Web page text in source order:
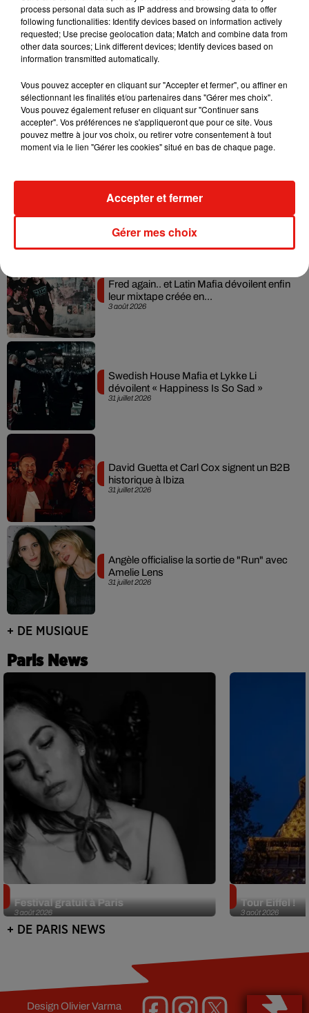
Musique
7 août 2026
Angèle et Amélie Lens dévoilent leur
collaboration tant attendue
Il y a 10 ans, DJ Snake changeait de
dimension avec son premier...
3 août 2026
Fred again.. et Latin Mafia dévoilent enfin
leur mixtape créée en...
31 juillet 2026
Swedish House Mafia et Lykke Li
dévoilent « Happiness Is So Sad »
31 juillet 2026
David Guetta et Carl Cox signent un B2B
historique à Ibiza
31 juillet 2026
Angèle officialise la sortie de "Run" avec
Amelie Lens
+ DE MUSIQUE
Paris News
3 août 2026
Festival gratuit à Paris
3 août 2026
Tour Eiffel !
+ DE PARIS NEWS
DesignOlivier Varma
process personal data such as IP address and browsing data to offer
following functionalities: Identify devices based on information actively
requested; Use precise geolocation data; Match and combine data from
other data sources; Link different devices; Identify devices based on
information transmitted automatically.
Vous pouvez accepter en cliquant sur "Accepter et fermer", ou affiner en
sélectionnant les finalités et/ou partenaires dans "Gérer mes choix".
Vous pouvez également refuser en cliquant sur "Continuer sans
accepter". Vos préférences ne s'appliqueront que pour ce site. Vous
pouvez mettre à jour vos choix, ou retirer votre consentement à tout
moment via le lien "Gérer les cookies" situé en bas de chaque page.
Gérer mes choix
Accepter et fermer